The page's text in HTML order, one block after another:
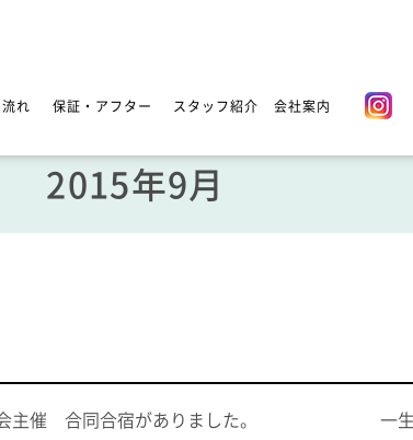
れ 保証・アフター スタッフ紹介 会社案内
2015年9月
会主催 合同合宿がありました。 一生懸